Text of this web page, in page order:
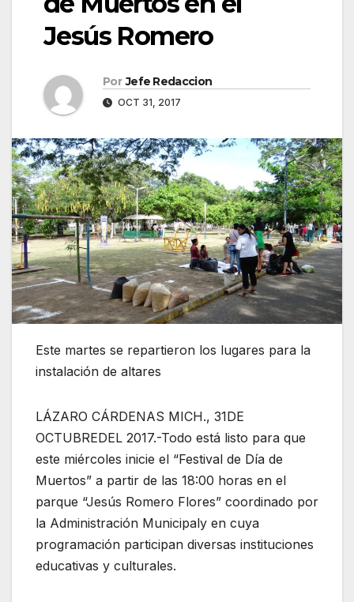
Jesús Romero
Por Jefe Redaccion
OCT 31, 2017
Este martes se repartieron los lugares para la
instalación de altares
LÁZARO CÁRDENAS MICH., 31DE
OCTUBREDEL 2017.-Todo está listo para que
este miércoles inicie el “Festival de Día de
Muertos” a partir de las 18:00 horas en el
parque “Jesús Romero Flores” coordinado por
la Administración Municipaly en cuya
programación participan diversas instituciones
educativas y culturales.